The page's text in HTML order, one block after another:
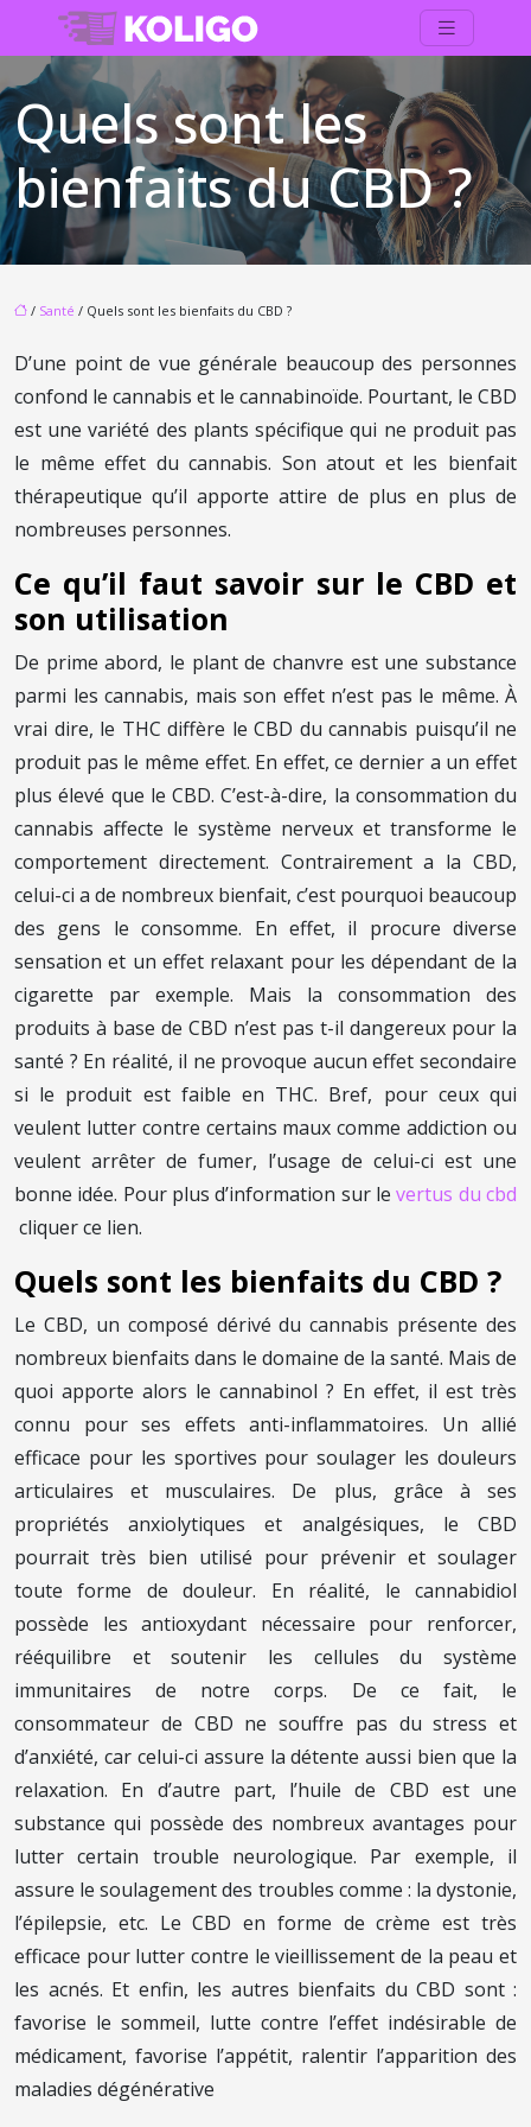
Quels sont les
bienfaits du CBD ?
/ Santé / Quels sont les bienfaits du CBD ?
D’une point de vue générale beaucoup des personnes
confond le cannabis et le cannabinoïde. Pourtant, le CBD
est une variété des plants spécifique qui ne produit pas
le même effet du cannabis. Son atout et les bienfait
thérapeutique qu’il apporte attire de plus en plus de
nombreuses personnes.
Ce qu’il faut savoir sur le CBD et
son utilisation
De prime abord, le plant de chanvre est une substance
parmi les cannabis, mais son effet n’est pas le même. À
vrai dire, le THC diffère le CBD du cannabis puisqu’il ne
produit pas le même effet. En effet, ce dernier a un effet
plus élevé que le CBD. C’est-à-dire, la consommation du
cannabis affecte le système nerveux et transforme le
comportement directement. Contrairement a la CBD,
celui-ci a de nombreux bienfait, c’est pourquoi beaucoup
des gens le consomme. En effet, il procure diverse
sensation et un effet relaxant pour les dépendant de la
cigarette par exemple. Mais la consommation des
produits à base de CBD n’est pas t-il dangereux pour la
santé ? En réalité, il ne provoque aucun effet secondaire
si le produit est faible en THC. Bref, pour ceux qui
veulent lutter contre certains maux comme addiction ou
veulent arrêter de fumer, l’usage de celui-ci est une
bonne idée. Pour plus d’information sur levertus du cbd
cliquer ce lien.
Quels sont les bienfaits du CBD ?
Le CBD, un composé dérivé du cannabis présente des
nombreux bienfaits dans le domaine de la santé. Mais de
quoi apporte alors le cannabinol ? En effet, il est très
connu pour ses effets anti-inflammatoires. Un allié
efficace pour les sportives pour soulager les douleurs
articulaires et musculaires. De plus, grâce à ses
propriétés anxiolytiques et analgésiques, le CBD
pourrait très bien utilisé pour prévenir et soulager
toute forme de douleur. En réalité, le cannabidiol
possède les antioxydant nécessaire pour renforcer,
rééquilibre et soutenir les cellules du système
immunitaires de notre corps. De ce fait, le
consommateur de CBD ne souffre pas du stress et
d’anxiété, car celui-ci assure la détente aussi bien que la
relaxation. En d’autre part, l’huile de CBD est une
substance qui possède des nombreux avantages pour
lutter certain trouble neurologique. Par exemple, il
assure le soulagement des troubles comme : la dystonie,
l’épilepsie, etc. Le CBD en forme de crème est très
efficace pour lutter contre le vieillissement de la peau et
les acnés. Et enfin, les autres bienfaits du CBD sont :
favorise le sommeil, lutte contre l’effet indésirable de
médicament, favorise l’appétit, ralentir l’apparition des
maladies dégénérative